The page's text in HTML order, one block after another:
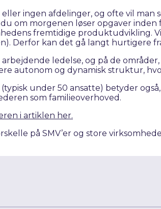
ingen afdelinger, og ofte vil
om morgenen løser opgaver
fremtidige produktudvikling.
Derfor kan det gå langt hurtigere
ledelse, og på de
autonom og dynamisk struktur,
under 50 ansatte) betyder
som familieoverhoved.
i artiklen her.
på SMV’er og store